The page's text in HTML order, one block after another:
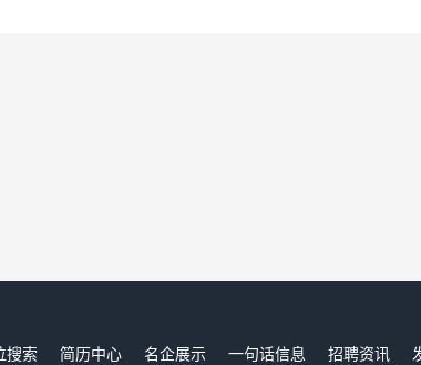
搜索 简历中心 名企展示 一句话信息 招聘资讯